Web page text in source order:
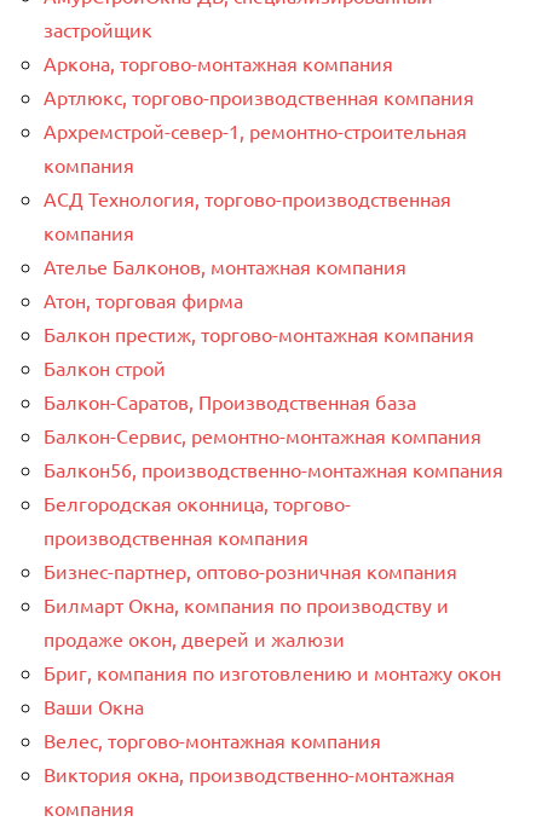
застройщик
Аркона, торгово-монтажная компания
Артлюкс, торгово-производственная компания
Архремстрой-север-1, ремонтно-строительная
компания
АСД Технология, торгово-производственная
компания
Ателье Балконов, монтажная компания
Атон, торговая фирма
Балкон престиж, торгово-монтажная компания
Балкон строй
Балкон-Саратов, Производственная база
Балкон-Сервис, ремонтно-монтажная компания
Балкон56, производственно-монтажная компания
Белгородская оконница, торгово-
производственная компания
Бизнес-партнер, оптово-розничная компания
Билмарт Окна, компания по производству и
продаже окон, дверей и жалюзи
Бриг, компания по изготовлению и монтажу окон
Ваши Окна
Велес, торгово-монтажная компания
Виктория окна, производственно-монтажная
компания